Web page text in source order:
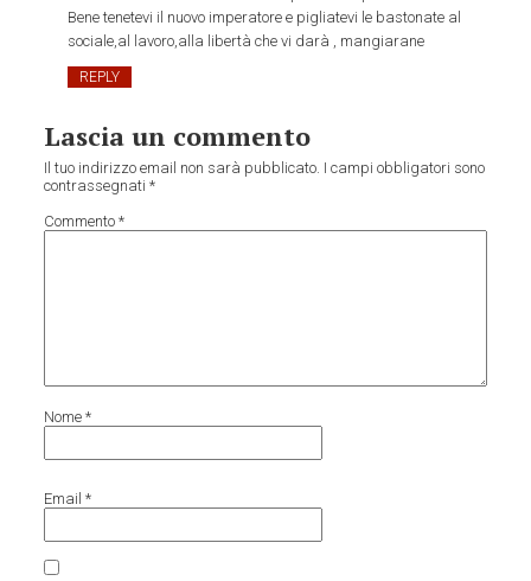
Bene tenetevi il nuovo imperatore e pigliatevi le bastonate al
sociale,al lavoro,alla libertà che vi darà , mangiarane
REPLY
Lascia un commento
Il tuo indirizzo email non sarà pubblicato. I campi obbligatori sono
contrassegnati*
Commento*
Nome*
Email*